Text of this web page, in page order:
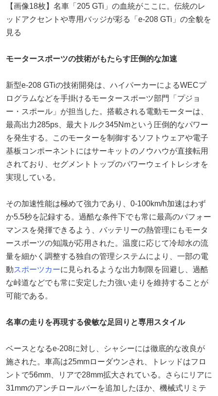
【画像18枚】名車「205 GTi」の血統がここに。伝統のレ
ッドアクセントや専用バッジが彩る「e-208 GTi」の全貌を
見る
モータースポーツの技術がもたらす圧倒的な加速
新型e-208 GTiの技術開発は、ハイパーカーによるWECプ
ログラムなどを手掛けるモータースポーツ部門「プジョ
ー・スポール」が担当した。搭載される電動モーターは、
最高出力285ps、最大トルク345Nmという圧倒的なパワー
を発生する。このモーターを制御するソフトウェアや電子
基板コンポーネントにはサーキットのノウハウが直接転用
されており、セグメントトップのパワーウェイトレシオを
実現している。
その加速性能は極めて強力であり、0-100km/h加速はわず
か5.5秒を記録する。過酷な条件下でも常に最高のパフォー
マンスを発揮できるよう、バッテリーの熱管理にもモータ
ースポーツの知識が応用された。温度に応じて冷却水の流
量を細かく調整する独自の管理システムにより、一部の電
動スポーツカーに見られるような出力制限を回避し、過酷
な峠道などでも常に安定した力強い走りを維持することが
可能である。
名車の走りを再現する俊敏な足回りと専用スタイル
ベースとなるe-208に対し、シャシーには徹底的な改良が
施された。車高は25mmローダウンされ、トレッドはフロ
ントで56mm、リアで28mm拡大されている。さらにリアに
31mmのアンチロールバーを追加したほか、機械式リミテ